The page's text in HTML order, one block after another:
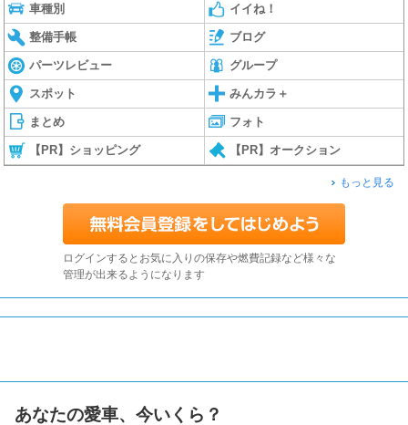
車種別 イイね！
整備手帳 ブログ
パーツレビュー グループ
スポット みんカラ＋
まとめ フォト
【PR】ショッピング 【PR】オークション
もっと見る
ログインするとお気に入りの保存や燃費記録など様々な
管理が出来るようになります
あなたの愛車、今いくら？